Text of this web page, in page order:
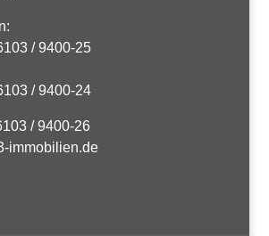
/ 9400-25
/ 9400-24
/ 9400-26
immobilien.de